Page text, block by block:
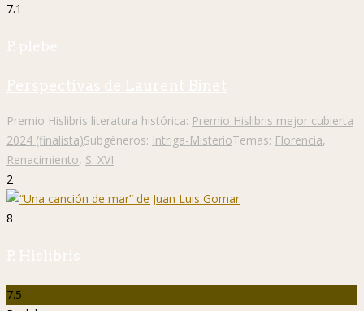
7.1
P. plebe
Perspectivas de Laurent Binet
Premio Hislibris literatura histórica: Premio Hislibris mejor cubierta
2024 (finalista)Subgéneros: Intriga-MisterioTemas: Florencia,
Renacimiento, S. XVI
2
8
P. Hislibris
7.5